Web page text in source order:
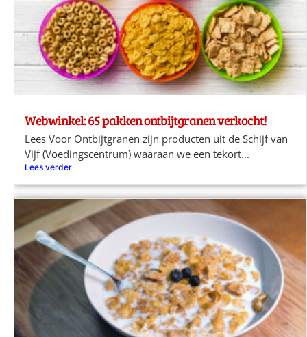
Webwinkel: 65 pakken ontbijtgranen verkocht!
Lees Voor Ontbijtgranen zijn producten uit de Schijf van
Vijf (Voedingscentrum) waaraan we een tekort...
Lees verder